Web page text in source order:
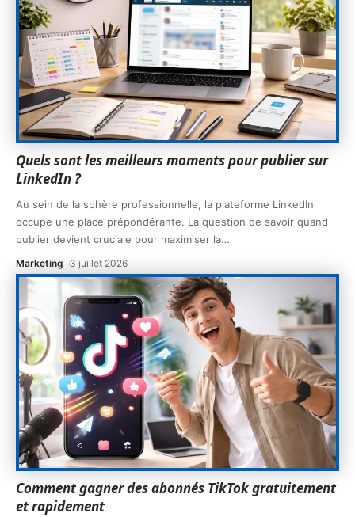
Quels sont les meilleurs moments pour publier sur
LinkedIn ?
Au sein de la sphère professionnelle, la plateforme LinkedIn
occupe une place prépondérante. La question de savoir quand
publier devient cruciale pour maximiser la…
Marketing 3 juillet 2026
Comment gagner des abonnés TikTok gratuitement
et rapidement